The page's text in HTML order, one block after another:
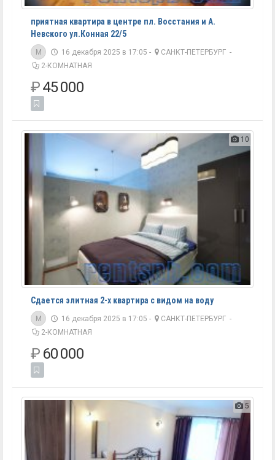
приятная квартира в центре пл. Восстания и А.
Невского ул.Конная 22/5
M 16 декабря 2025 в 17:05 - САНКТ-ПЕТЕРБУРГ -
2-КОМНАТНАЯ
₽45 000
10
Сдается элитная 2-х квартира с видом на воду
M 16 декабря 2025 в 17:05 - САНКТ-ПЕТЕРБУРГ -
2-КОМНАТНАЯ
₽ 60 000
5